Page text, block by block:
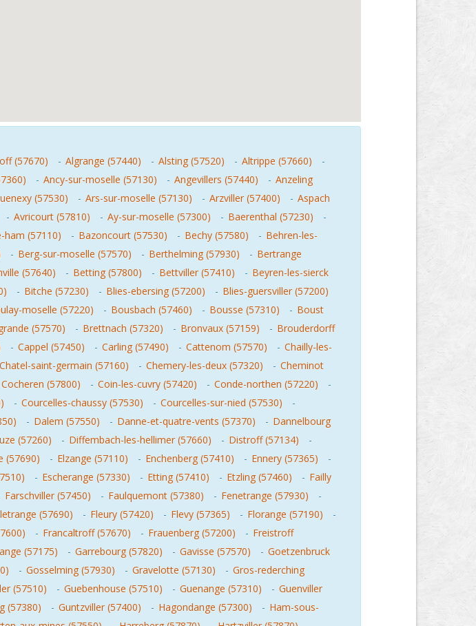
(57670) - Algrange (57440) - Alsting (57520) - Altrippe (57660)
-
- Ancy-sur-moselle (57130) - Angevillers (57440) - Anzeling
(57530) - Ars-sur-moselle (57130) - Arzviller (57400) - Aspach
- Avricourt (57810) - Ay-sur-moselle (57300) - Baerenthal (57230)
-
ham (57110) - Bazoncourt (57530) - Bechy (57580) - Behren-les-
- Berg-sur-moselle (57570) - Berthelming (57930) - Bertrange
(57640) - Betting (57800) - Bettviller (57410) - Beyren-les-sierck
- Bitche (57230) - Blies-ebersing (57200) - Blies-guersviller (57200)
moselle (57220) - Bousbach (57460) - Bousse (57310) - Boust
(57570) - Brettnach (57320) - Bronvaux (57159) - Brouderdorff
- Cappel (57450) - Carling (57490) - Cattenom (57570) - Chailly-les-
Chatel-saint-germain (57160) - Chemery-les-deux (57320) - Cheminot
Cocheren (57800) - Coin-les-cuvry (57420) - Conde-northen (57220)
-
- Courcelles-chaussy (57530) - Courcelles-sur-nied (57530)
-
- Dalem (57550) - Danne-et-quatre-vents (57370) - Dannelbourg
(57260) - Diffembach-les-hellimer (57660) - Distroff (57134)
-
(57690) - Elzange (57110) - Enchenberg (57410) - Ennery (57365)
-
- Escherange (57330) - Etting (57410) - Etzling (57460) - Failly
Farschviller (57450) - Faulquemont (57380) - Fenetrange (57930)
-
(57690) - Fleury (57420) - Flevy (57365) - Florange (57190)
-
- Francaltroff (57670) - Frauenberg (57200) - Freistroff
(57175) - Garrebourg (57820) - Gavisse (57570) - Goetzenbruck
- Gosselming (57930) - Gravelotte (57130) - Gros-rederching
(57510) - Guebenhouse (57510) - Guenange (57310) - Guenviller
(57380) - Guntzviller (57400) - Hagondange (57300) - Ham-sous-